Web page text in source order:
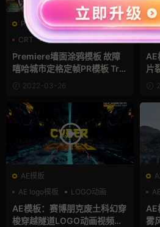
PR工程模板prproj
CRT
人物定格特写动画
Premiere墙面涂鸦模板 故障
嘻哈城市定格定帧PR模板 Tru
e Urban Opener
2022-03-26
AE
片
灯
AE模板
AE logo模板
LOGO动画
三维
AE模板：赛博朋克废土科幻穿
梭穿越隧道LOGO动画视频片
AE
雾